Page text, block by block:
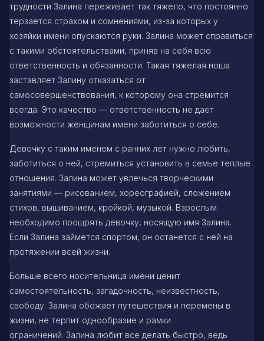
трудности Залина переживает так тяжело, что постоянно
терзается страхом и сомнениями, из-за которых у
хозяйки имени опускаются руки. Залина может справиться
с такими обстоятельствами, приняв на себя всю
ответственность и обязанности. Такая тяжелая ноша
заставляет Залину отказаться от
самосовершенствования, к которому она стремится
всегда. Это качество — ответственность не дает
возможности женщинам имени заботиться о себе.
Девочку с таким именем с ранних лет нужно любить,
заботиться о ней, стремиться установить в семье теплые
отношения. Залина может увлечься творческими
занятиями — рисованием, хореографией, сложением
стихов, вышиванием, кройкой, музыкой. Взрослым
необходимо поощрять девочку, носящую имя Залина.
Если Залина займется спортом, он останется с ней на
протяжении всей жизни.
Больше всего носительница имени ценит
самостоятельность, загадочность, неизвестность,
свободу. Залина обожает путешествия и перемены в
жизни, не терпит однообразие и рамки
ограничений. Залина любит все делать быстро, ведь